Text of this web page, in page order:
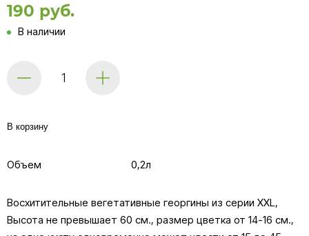
190 руб.
В наличии
В корзину
Объем 0,2л
Восхитительные вегетативные георгины из серии XXL,
Высота не превышает 60 см., размер цветка от 14-16 см.,